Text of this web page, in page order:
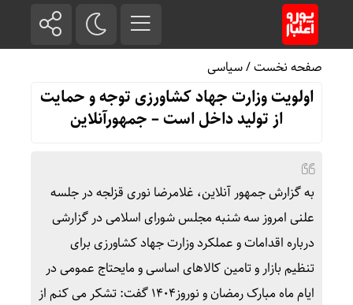
صفحه نخست/سیاسی
اولویت وزارت جهاد کشاورزی توجه و حمایت
از تولید داخل است – جمهورآنلاین
به گزارش جمهور آنلاین، غلامرضا نوری قزلجه در جلسه
علنی امروز سه شنبه مجلس شورای اسلامی در گزارشی
درباره اقدامات و عملکرد وزارت جهاد کشاورزی برای
تنظیم بازار و تامین کالاهای اساسی و مایحتاج عمومی در
ایام ماه مبارک رمضان و نوروز۱۴۰۴ گفت: تشکر می کنم از